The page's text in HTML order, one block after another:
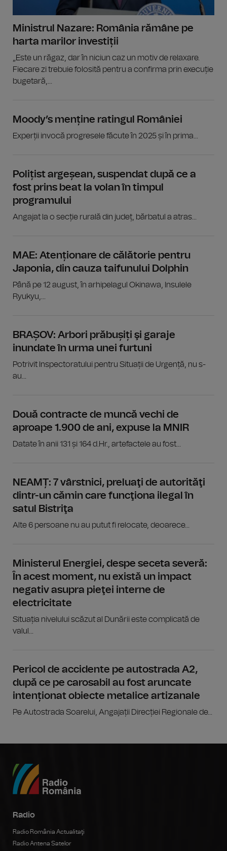
Ministrul Nazare: România rămâne pe
harta marilor investiții
„Este un răgaz, dar în niciun caz un motiv de relaxare.
Fiecare zi trebuie folosită pentru a confirma prin execuție
bugetară,...
Moody’s menține ratingul României
Experții invocă progresele făcute în 2025 și în prima...
Polițist argeșean, suspendat după ce a
fost prins beat la volan în timpul
programului
Angajat la o secție rurală din județ, bărbatul a atras...
MAE: Atenționare de călătorie pentru
Japonia, din cauza taifunului Dolphin
Până pe 12 august, în arhipelagul Okinawa, Insulele
Ryukyu,...
BRAȘOV: Arbori prăbușiți şi garaje
inundate în urma unei furtuni
Potrivit Inspectoratului pentru Situații de Urgență, nu s-
au...
Două contracte de muncă vechi de
aproape 1.900 de ani, expuse la MNIR
Datate în anii 131 și 164 d.Hr., artefactele au fost...
NEAMȚ: 7 vârstnici, preluaţi de autorităţi
dintr-un cămin care funcţiona ilegal în
satul Bistriţa
Alte 6 persoane nu au putut fi relocate, deoarece...
Ministerul Energiei, despe seceta severă:
În acest moment, nu există un impact
negativ asupra pieţei interne de
electricitate
Situația nivelului scăzut al Dunării este complicată de
valul...
Pericol de accidente pe autostrada A2,
după ce pe carosabil au fost aruncate
intenționat obiecte metalice artizanale
Pe Autostrada Soarelui, Angajații Direcției Regionale de...
Radio
Radio România Actualitaţi
Radio Antena Satelor